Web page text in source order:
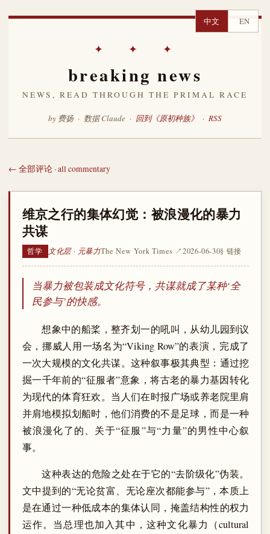
中文 EN
✦ ✦ ✦
breaking news
NEWS, READ THROUGH THE PRIMAL RACE
by 费扬 · 数据 Claude · 回到《原初种族》 · RSS
← 全部评论 · all commentary
维京之行的集体幻觉：被浪漫化的暴力
共谋
哲学 文化层 · 元暴力The New York Times ↗2026-06-30§ 链接
当暴力被包装成文化符号，共谋就成了某种‘全
民参与’的快感。
想象中的船桨，整齐划一的吼叫，从幼儿园到议
会，挪威人用一场名为“Viking Row”的表演，完成了
一次大规模的文化共谋。这种叙事极其典型：通过挖
掘一千年前的“征服者”意象，将古老的暴力基因转化
为现代的体育狂欢。当人们在时报广场或养老院里肩
并肩地模拟划船时，他们消费的不是足球，而是一种
被浪漫化了的、关于“征服”与“力量”的男性中心叙
事。
这种表达的危险之处在于它的“去阶级化”伪装。
文中提到的“无论贫富、无论座次都能参与”，本质上
是在通过一种低成本的集体认同，掩盖结构性的权力
运作。当总理也加入其中，这种文化暴力（cultural